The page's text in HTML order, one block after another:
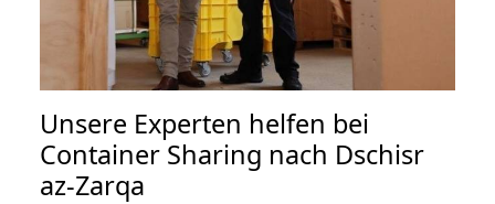
Unsere Experten helfen bei
Container Sharing nach Dschisr
az-Zarqa